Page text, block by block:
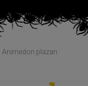
Animedon plazan